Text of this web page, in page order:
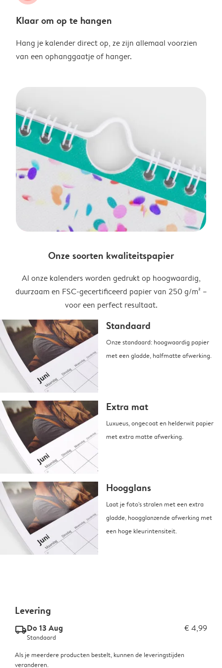
Klaar om op te hangen
Hang je kalender direct op, ze zijn allemaal voorzien
van een ophanggaatje of hanger.
Onze soorten kwaliteitspapier
Al onze kalenders worden gedrukt op hoogwaardig,
duurzaam en FSC-gecertificeerd papier van 250 g/m² –
voor een perfect resultaat.
Standaard
Onze standaard: hoogwaardig papier
met een gladde, halfmatte afwerking.
Extra mat
Luxueus, ongecoat en helderwit papier
met extra matte afwerking.
Hoogglans
Laat je foto's stralen met een extra
gladde, hoogglanzende afwerking met
een hoge kleurintensiteit.
Levering
delivery_standard_v2Do 13 Aug € 4,99
Standaard
Als je meerdere producten bestelt, kunnen de leveringstijden
veranderen.